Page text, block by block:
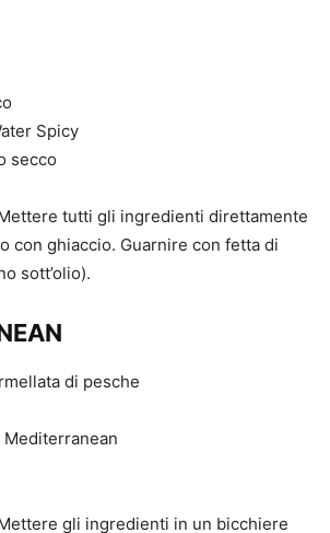
Spicy
secco
Mettere tutti gli ingredienti direttamente
con ghiaccio. Guarnire con fetta di
sott’olio).
di pesche
Mediterranean
Mettere gli ingredienti in un bicchiere